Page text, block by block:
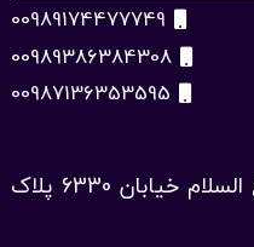
00989174477749
00989386384308
00987136353595
عمان، مسقط معبیله، شارع السلام خیابان 6330 پلاک